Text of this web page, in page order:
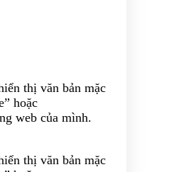
thị văn bản mặc
hoặc
web của mình.
thị văn bản mặc